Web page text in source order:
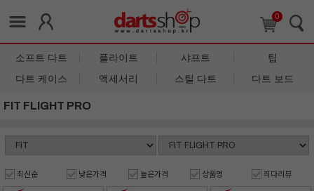
0
소프트 다트 플라이트 샤프트
팁
다트 케이스
액세서리 스틸 다트 다트 보드
FIT FLIGHT PRO
최신순 낮은가격 높은가격 상품명 최다리뷰